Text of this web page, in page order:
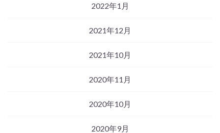
2022年1月
2021年12月
2021年10月
2020年11月
2020年10月
2020年9月